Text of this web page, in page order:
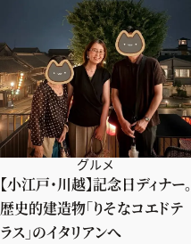
グルメ
【小江戸・川越】記念日ディナー。
歴史的建造物「りそなコエドテ
ラス」のイタリアンへ